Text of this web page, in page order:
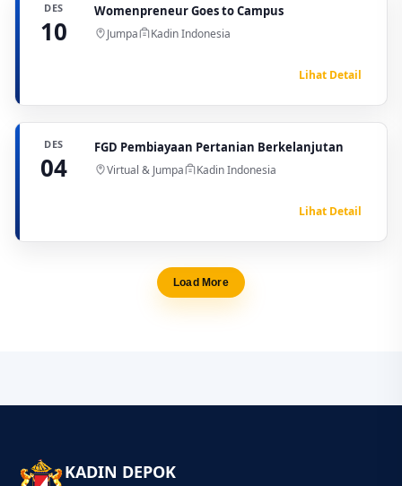
DES
10
Womenpreneur Goes to Campus
Jumpa Kadin Indonesia
Lihat Detail
DES
04
FGD Pembiayaan Pertanian Berkelanjutan
Virtual & Jumpa Kadin Indonesia
Lihat Detail
Load More
KADIN DEPOK